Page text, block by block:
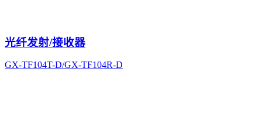
光纤发射/接收器
GX-TF104T-D/GX-TF104R-D